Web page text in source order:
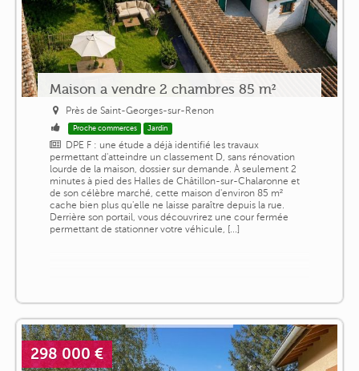
Maison a vendre 2 chambres 85 m²
Près de Saint-Georges-sur-Renon
Proche commerces Jardin
DPE F : une étude a déjà identifié les travaux
permettant d'atteindre un classement D, sans rénovation
lourde de la maison, dossier sur demande. À seulement 2
minutes à pied des Halles de Châtillon-sur-Chalaronne et
de son célèbre marché, cette maison d'environ 85 m²
cache bien plus qu'elle ne laisse paraître depuis la rue.
Derrière son portail, vous découvrirez une cour fermée
permettant de stationner votre véhicule, [...]
298 000 €